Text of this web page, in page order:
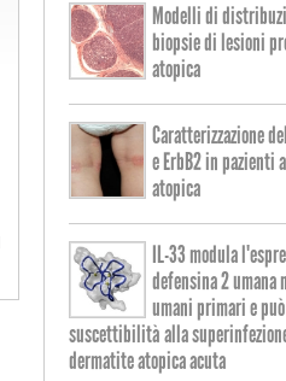
Modelli di
biopsie di lesioni
atopica
Caratterizzazione
e ErbB2 in
atopica
IL-33 modula
defensina 2
umani primari e
suscettibilità alla
dermatite atopica acuta